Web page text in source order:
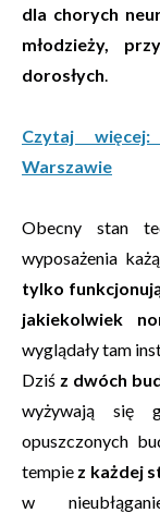
dla chorych
młodzieży,
dorosłych.
Czytaj
Warszawie
Obecny stan
wyposażenia
tylko
jakiekolwiek
wyglądały tam
Dziś z dwóch
wyżywają się
opuszczonych
tempie z każdej
w